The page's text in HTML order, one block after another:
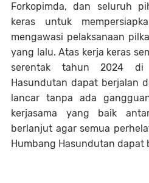
Forkopimda, dan seluruh
keras untuk
mengawasi pelaksanaan
yang lalu. Atas kerja keras
serentak tahun 2024 di
Hasundutan dapat berjalan
lancar tanpa ada
kerjasama yang baik
berlanjut agar semua
Humbang Hasundutan dapat